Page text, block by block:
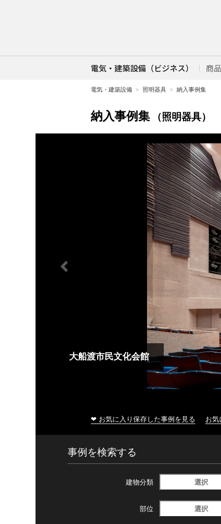
電気・建築設備（ビジネス） 商
電気・建築設備 照明器具 納入事例集
納入事例集 （照明器具）
大船渡市民文化会館
❤ お気に入り保存した事例を見る お
事例を検索する
建物分類 選択
部位 選択